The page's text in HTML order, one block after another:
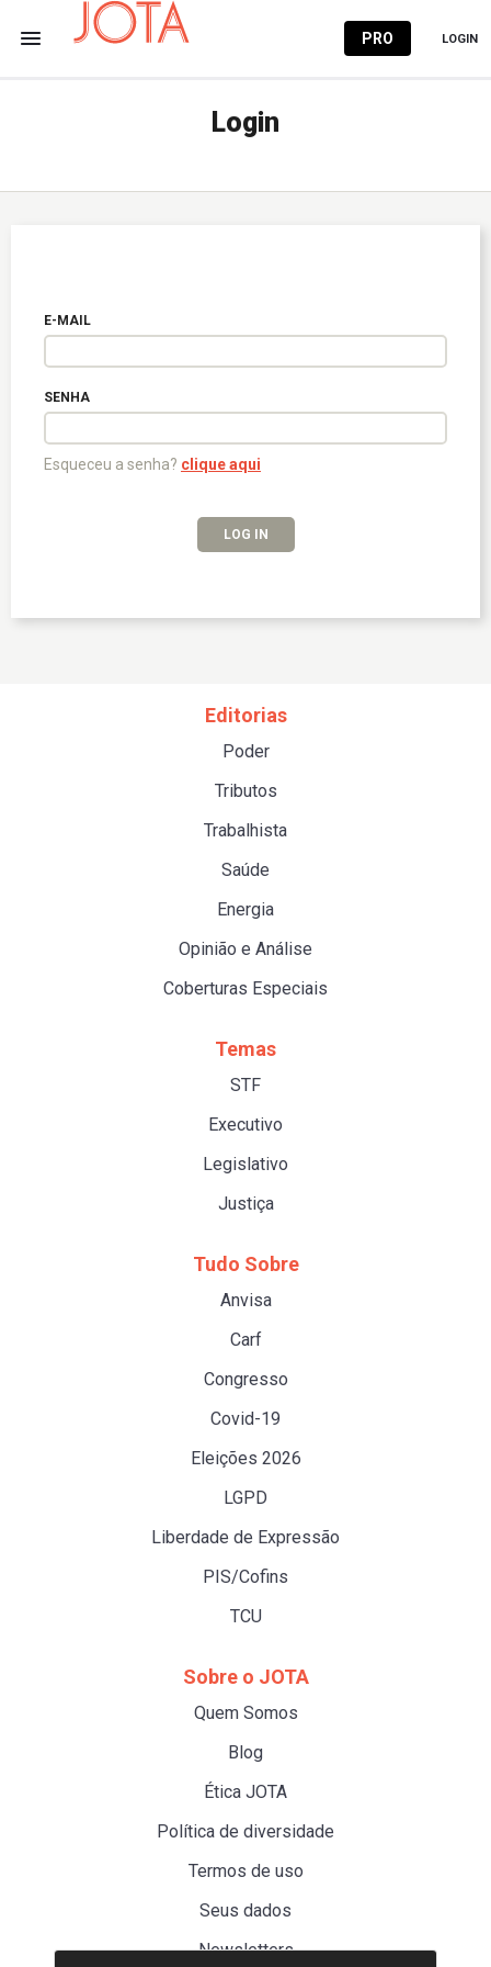
PRO LOGIN
Login
E-MAIL
SENHA
Esqueceu a senha? clique aqui
LOG IN
Editorias
Poder
Tributos
Trabalhista
Saúde
Energia
Opinião e Análise
Coberturas Especiais
Temas
STF
Executivo
Legislativo
Justiça
Tudo Sobre
Anvisa
Carf
Congresso
Covid-19
Eleições 2026
LGPD
Liberdade de Expressão
PIS/Cofins
TCU
Sobre o JOTA
Quem Somos
Blog
Ética JOTA
Política de diversidade
Termos de uso
Seus dados
Newsletters